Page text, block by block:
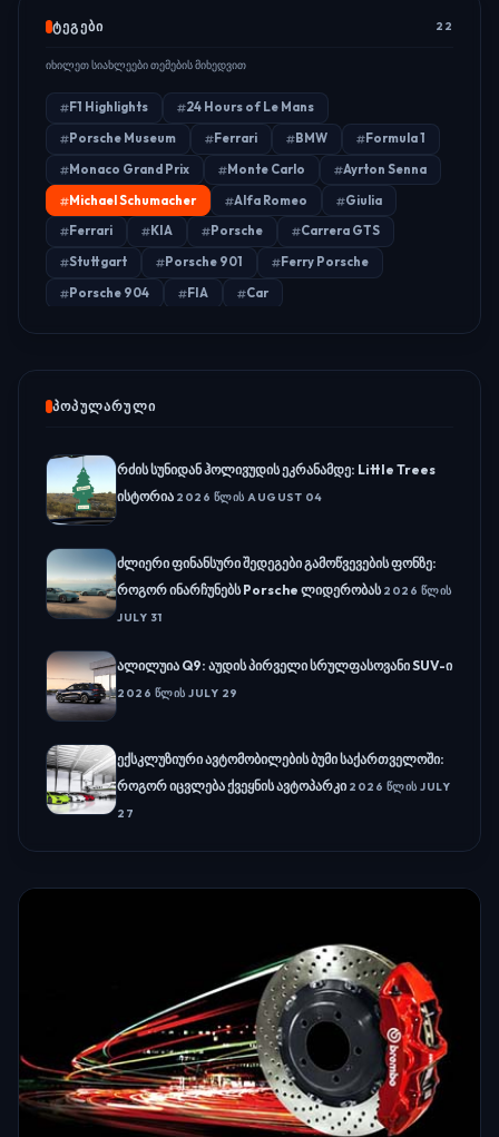
ᲢᲔᲒᲔᲑᲘ 22
იხილეთ სიახლეები თემების მიხედვით
F1 Highlights
24 Hours of Le Mans
Porsche Museum
Ferrari BMW
Formula 1
Monaco Grand Prix
Monte Carlo
Ayrton Senna
Michael Schumacher
Alfa Romeo
Giulia
Ferrari
KIA Porsche
Carrera GTS
Stuttgart
Porsche 901
Ferry Porsche
Porsche 904
FIA Car
ᲞᲝᲞᲣᲚᲐᲠᲣᲚᲘ
რძის სუნიდან ჰოლივუდის ეკრანამდე: Little Trees
ისტორია 2026 ᲬᲚᲘᲡ AUGUST 04
ძლიერი ფინანსური შედეგები გამოწვევების ფონზე:
როგორ ინარჩუნებს Porsche ლიდერობას2026 ᲬᲚᲘᲡ
JULY 31
ალილუია Q9: აუდის პირველი სრულფასოვანი SUV-ი
2026 ᲬᲚᲘᲡ JULY 29
ექსკლუზიური ავტომობილების ბუმი საქართველოში:
როგორ იცვლება ქვეყნის ავტოპარკი 2026 ᲬᲚᲘᲡ JULY
27